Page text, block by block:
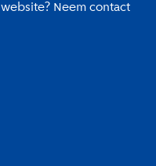
Neem contact